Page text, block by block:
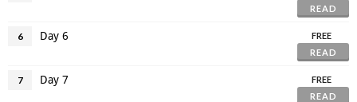
READ
6 Day 6
FREE
READ
7 Day 7
FREE
READ